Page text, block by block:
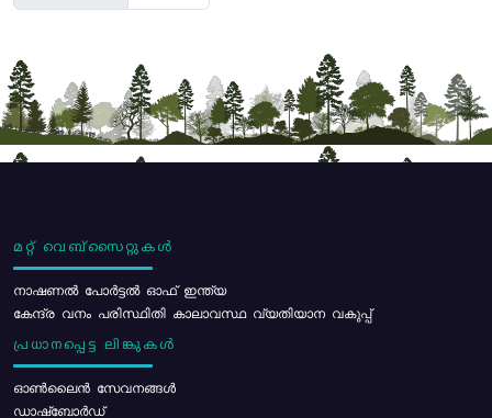
മറ്റ് വെബ്സൈറ്റുകൾ
നാഷണൽ പോർട്ടൽ ഓഫ് ഇന്ത്യ
കേന്ദ്ര വനം പരിസ്ഥിതി കാലാവസ്ഥ വ്യതിയാന വകുപ്പ്
പ്രധാനപ്പെട്ട ലിങ്കുകൾ
ഓൺലൈൻ സേവനങ്ങൾ
ഡാഷ്ബോർഡ്